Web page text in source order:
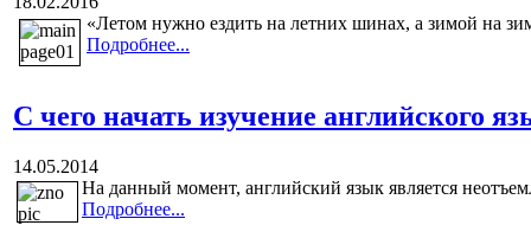
«Летом нужно ездить на летних шинах, а зимой на
Подробнее...
С чего начать изучение английского
14.05.2014
На данный момент, английский язык является
Подробнее...